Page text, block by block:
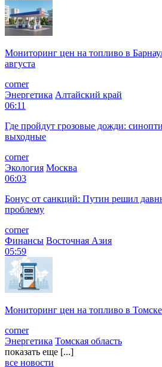
Мониторинг цен на топливо в
августа
corner
Энергетика Алтайский край
06:11
Где пройдут грозовые дожди:
выходные
corner
Экология Москва
06:03
Бонус от санкций: Путин решил
проблему
corner
Финансы Восточная Азия
05:59
Мониторинг цен на топливо в
corner
Энергетика Томская область
показать еще [...]
все новости